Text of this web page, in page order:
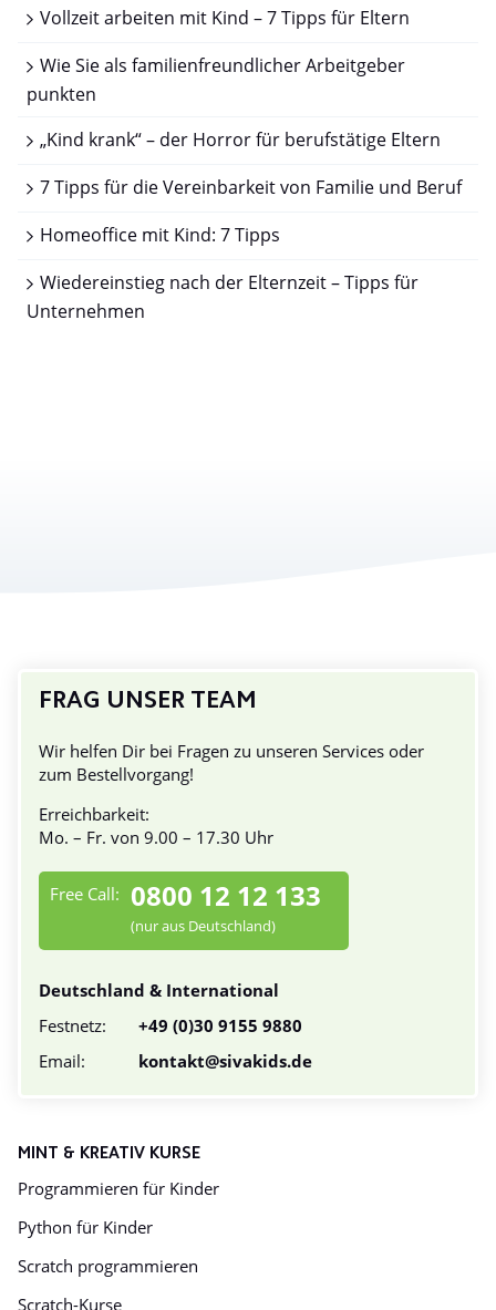
Vollzeit arbeiten mit Kind – 7 Tipps für Eltern
Wie Sie als familienfreundlicher Arbeitgeber
punkten
„Kind krank“ – der Horror für berufstätige Eltern
7 Tipps für die Vereinbarkeit von Familie und Beruf
Homeoffice mit Kind: 7 Tipps
Wiedereinstieg nach der Elternzeit – Tipps für
Unternehmen
FRAG UNSER TEAM
Wir helfen Dir bei Fragen zu unseren Services oder
zum Bestellvorgang!
Erreichbarkeit:
Mo. – Fr. von 9.00 – 17.30 Uhr
Free Call: 0800 12 12 133
(nur aus Deutschland)
Deutschland & International
Festnetz:
+49 (0)30 9155 9880
Email:
kontakt@sivakids.de
MINT & KREATIV KURSE
Programmieren für Kinder
Python für Kinder
Scratch programmieren
Scratch-Kurse